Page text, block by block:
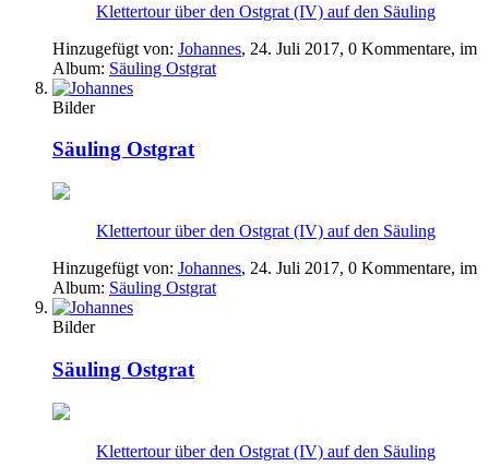
Klettertour über den Ostgrat (IV) auf den Säuling
Hinzugefügt von: Johannes, 24. Juli 2017, 0 Kommentare, im
Album: Säuling Ostgrat
Bilder
Säuling Ostgrat
Klettertour über den Ostgrat (IV) auf den Säuling
Hinzugefügt von: Johannes, 24. Juli 2017, 0 Kommentare, im
Album: Säuling Ostgrat
Bilder
Säuling Ostgrat
Klettertour über den Ostgrat (IV) auf den Säuling